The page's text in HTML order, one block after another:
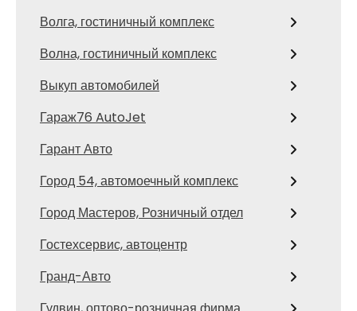
Волга, гостиничный комплекс
Волна, гостиничный комплекс
Выкуп автомобилей
Гараж76 AutoJet
Гарант Авто
Город 54, автомоечный комплекс
Город Мастеров, Розничный отдел
Гостехсервис, автоцентр
Гранд-Авто